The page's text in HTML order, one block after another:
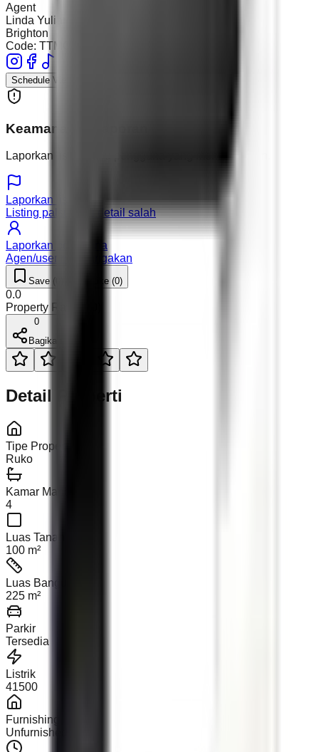
Agent
Linda Yuliani (MFJC)
Brighton
Code: TTMO - GAJAH
Schedule Viewing
Keamanan & Laporan
Laporkan listing atau pengguna yang mencurigakan.
Laporkan listing
Listing palsu atau detail salah
Laporkan pengguna
Agen/user mencurigakan
Save ( Like (0)
0.0
Property Rating (
0
Bagikan
Detail Properti
Tipe Properti
Ruko
Kamar Mandi
4
Luas Tanah
100 m²
Luas Bangunan
225 m²
Parkir
Tersedia
Listrik
41500
Furnishing
Unfurnished